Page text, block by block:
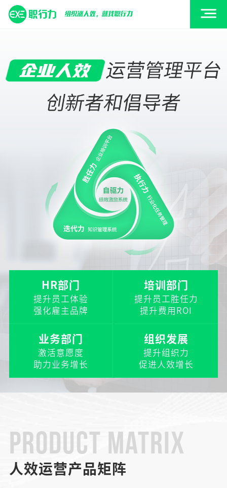
HR部门
提升员工体验
强化雇主品牌
培训部门
提升员工胜任力
提升费用ROI
业务部门
激活意愿度
助力业务增长
组织发展
提升组织力
促进人效增长
PRODUCT MATRIX
人效运营产品矩阵